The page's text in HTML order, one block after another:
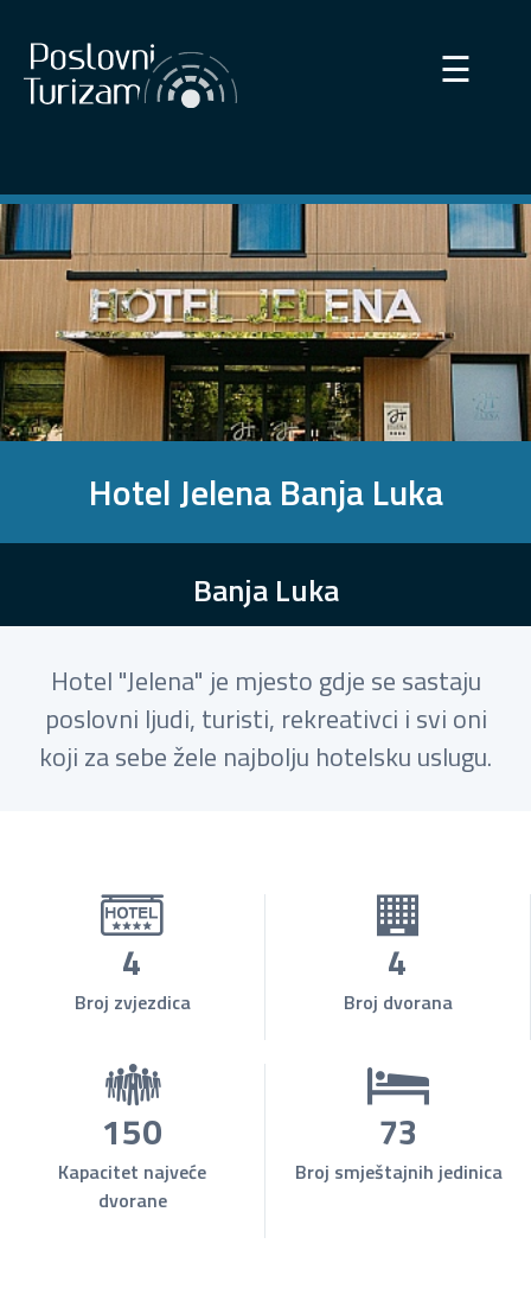
×
☰
Hotel Jelena Banja Luka
Banja Luka
Hotel "Jelena" je mjesto gdje se sastaju
poslovni ljudi, turisti, rekreativci i svi oni
koji za sebe žele najbolju hotelsku uslugu.
4
Broj zvjezdica
4
Broj dvorana
150
Kapacitet najveće
dvorane
73
Broj smještajnih jedinica